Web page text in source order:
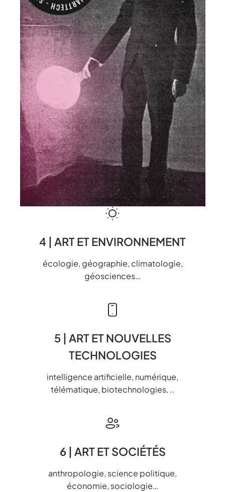
4 | ART ET ENVIRONNEMENT
écologie, géographie, climatologie,
géosciences…
5 | ART ET NOUVELLES
TECHNOLOGIES
intelligence artificielle, numérique,
télématique, biotechnologies, ..
6 | ART ET SOCIÉTÉS
anthropologie, science politique,
économie, sociologie…